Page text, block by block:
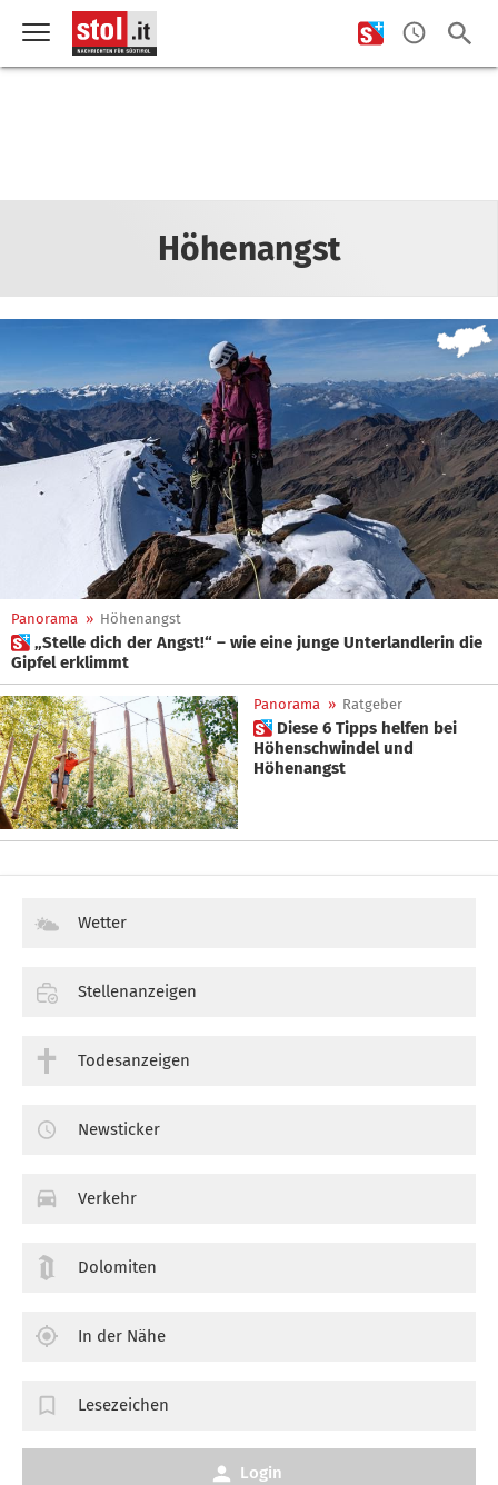
Höhenangst
Panorama » Höhenangst
 „Stelle dich der Angst!“ – wie eine junge Unterlandlerin die
Gipfel erklimmt
Panorama » Ratgeber
 Diese 6 Tipps helfen bei
Höhenschwindel und
Höhenangst
Wetter
Stellenanzeigen
Todesanzeigen
Newsticker
Verkehr
Dolomiten
In der Nähe
Lesezeichen
Login